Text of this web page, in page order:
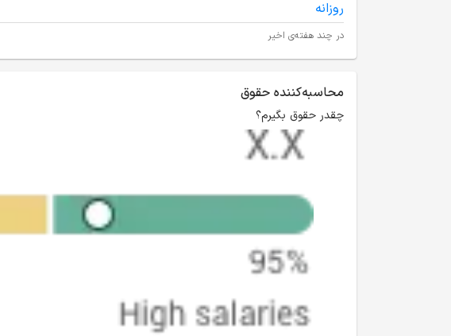
در چند هفته‌ی اخیر
محاسبه‌کننده حقوق
چقدر حقوق بگیرم؟